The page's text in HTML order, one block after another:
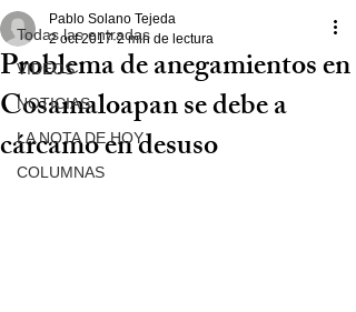
Todas las entradas
VIDEOS
NOTICIAS
LA NOTA DE HOY
COLUMNAS
Problema de anegamientos en
Cosamaloapan se debe a
cárcamo en desuso
Pablo Solano Tejeda
2 oct 2017 2 min de lectura